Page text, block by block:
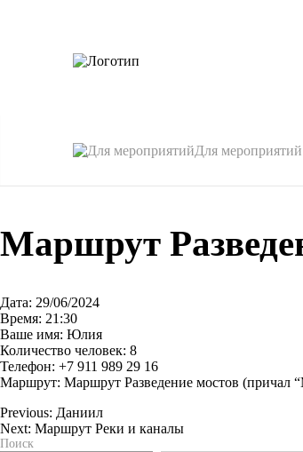
Для мероприятий
Маршрут
Дата: 29/06/2024
Время: 21:30
Ваше имя: Юлия
Количество человек: 8
Телефон: +7 911 989 29 16
Маршрут: Маршрут Разведение мостов (причал
Навигация
Previous: Даниил
Next: Маршрут Реки и каналы
Поиск